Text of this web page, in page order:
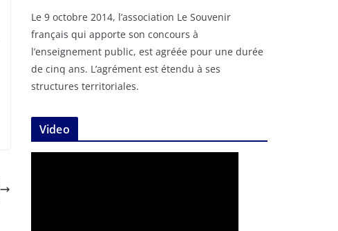
Le 9 octobre 2014, l’association Le Souvenir
français qui apporte son concours à
l’enseignement public, est agréée pour une durée
de cinq ans. L’agrément est étendu à ses
structures territoriales.
Video